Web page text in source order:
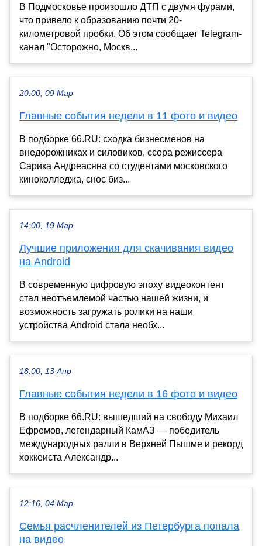
В Подмосковье произошло ДТП с двумя фурами,
что привело к образованию почти 20-
километровой пробки. Об этом сообщает Telegram-
канал "Осторожно, Москв...
20:00, 09 Мар
Главные события недели в 11 фото и видео
В подборке 66.RU: сходка бизнесменов на
внедорожниках и силовиков, ссора режиссера
Сарика Андреасяна со студентами московского
киноколледжа, снос биз...
14:00, 19 Мар
Лучшие приложения для скачивания видео
на Android
В современную цифровую эпоху видеоконтент
стал неотъемлемой частью нашей жизни, и
возможность загружать ролики на наши
устройства Android стала необх...
18:00, 13 Апр
Главные события недели в 16 фото и видео
В подборке 66.RU: вышедший на свободу Михаил
Ефремов, легендарный КамАЗ — победитель
международных ралли в Верхней Пышме и рекорд
хоккеиста Александр...
12:16, 04 Мар
Семья расчленителей из Петербурга попала
на видео